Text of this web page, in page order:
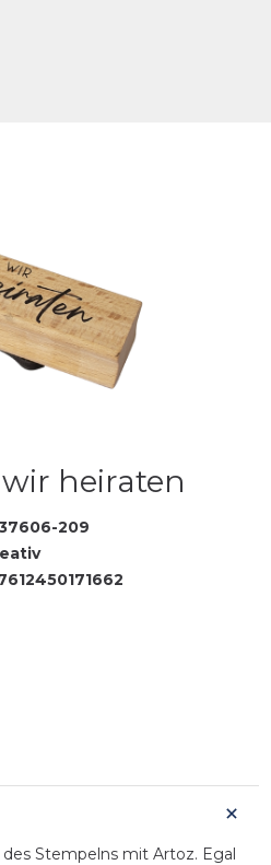
heiraten
209
Stempelns mit Artoz. Egal